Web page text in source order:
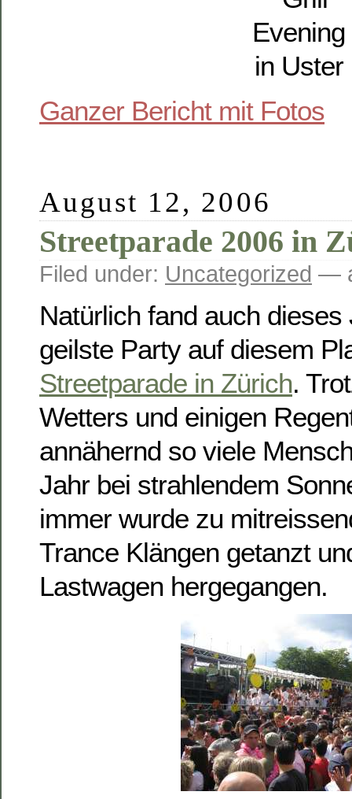
Ganzer Bericht mit Fotos
August 12, 2006
Streetparade 2006 in
Filed under: Uncategorized —
Natürlich fand auch dieses
geilste Party auf diesem
Streetparade in Zürich.
Wetters und einigen
annähernd so viele
Jahr bei strahlendem
immer wurde zu
Trance Klängen getanzt
Lastwagen hergegangen.